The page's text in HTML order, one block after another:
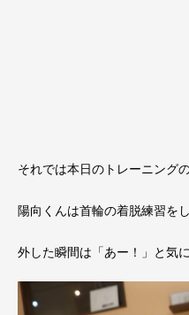
それでは本日のトレーニング
陽向くんは首輪の着脱練習を
外した瞬間は「あー！」と気